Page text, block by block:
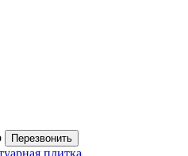
Перезвонить
плитка